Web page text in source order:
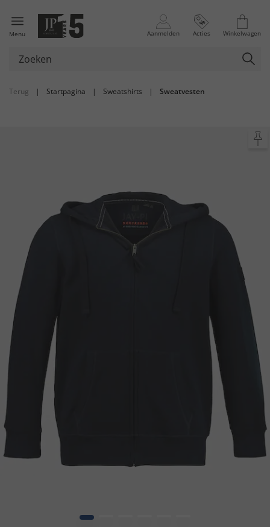
Menu Aanmelden Acties Winkelwagen
Terug | Startpagina | Sweatshirts | Sweatvesten
1